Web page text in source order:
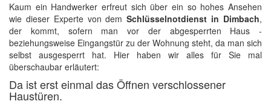
Kaum ein Handwerker erfreut sich über ein so hohes Ansehen
wie dieser Experte von demSchlüsselnotdienst in Dimbach,
der kommt, sofern man vor der abgesperrten Haus -
beziehungsweise Eingangstür zu der Wohnung steht, da man sich
selbst ausgesperrt hat. Hier haben wir alles für Sie mal
überschaubar erläutert:
Da ist erst einmal das Öffnen verschlossener
Haustüren.